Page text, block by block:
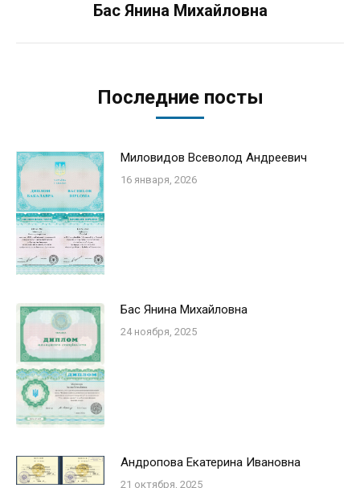
Следующая
Бас Янина Михайловна
Последние посты
Миловидов Всеволод Андреевич
16 января, 2026
Бас Янина Михайловна
24 ноября, 2025
Андропова Екатерина Ивановна
21 октября, 2025